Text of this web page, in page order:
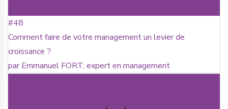
#48
Comment faire de votre management un levier de
croissance ?
par Emmanuel FORT, expert en management